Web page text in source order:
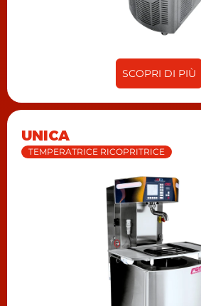
SCOPRI DI PIÙ
UNICA
TEMPERATRICE RICOPRITRICE